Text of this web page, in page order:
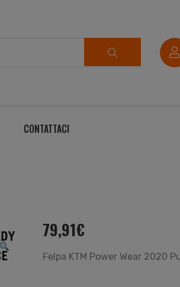
CONTATTACI
79,91€
Felpa KTM Power Wear 2020